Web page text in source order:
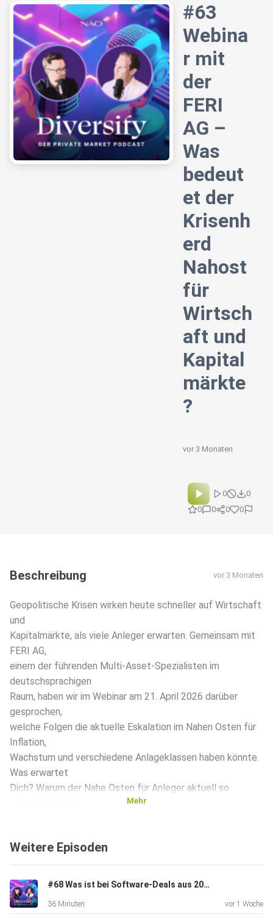
#63
Webina
r mit
der
FERI
AG –
Was
bedeut
et der
Krisenh
erd
Nahost
für
Wirtsch
aft und
Kapital
märkte
?
vor 3 Monaten
0
0
0
0 0 0
Beschreibung vor 3 Monaten
Geopolitische Krisen wirken heute schneller auf Wirtschaft
und
Kapitalmärkte, als viele Anleger erwarten. Gemeinsam mit
FERI AG,
einem der führenden Multi-Asset-Spezialisten im
deutschsprachigen
Raum, haben wir im Webinar am 21. April 2026 darüber
gesprochen,
welche Folgen die aktuelle Eskalation im Nahen Osten für
Inflation,
Wachstum und verschiedene Anlageklassen haben könnte.
Was erwartet
Dich? Warum der Nahe Osten für Anleger aktuell so
Fokus rücken und welche Rolle der Nahe Osten derzeit für
die
aktuelle Eskalation für Inflation und Wachstum haben kann
Du
Mehr
Weitere Episoden
#68 Was ist bei Software-Deals aus 2021 schiefgelaufen?
36 Minuten vor 1 Woche